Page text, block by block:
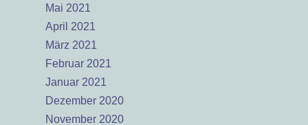
Mai 2021
April 2021
März 2021
Februar 2021
Januar 2021
Dezember 2020
November 2020